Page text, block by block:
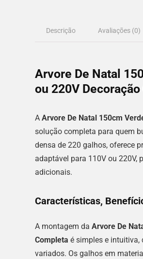
Descrição Avaliações (0)
Arvore De Natal
ou 220V
A Arvore De Natal 150cm
solução completa para quem
densa de 220 galhos, oferece
adaptável para 110V ou 220V,
adicionais.
Características,
A montagem da Arvore De
Completa é simples e intuitiva,
variados. Os galhos em